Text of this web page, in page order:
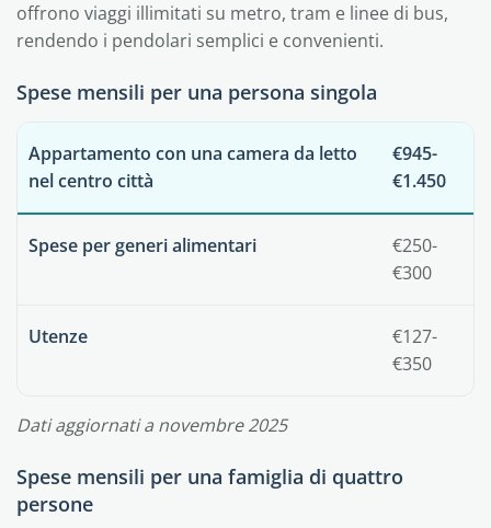
offrono viaggi illimitati su metro, tram e linee di bus,
rendendo i pendolari semplici e convenienti.
Spese mensili per una persona singola
Appartamento con una camera da letto
nel centro città
€945-
€1.450
Spese per generi alimentari
€250-
€300
Utenze
€127-
€350
Dati aggiornati a novembre 2025
Spese mensili per una famiglia di quattro
persone